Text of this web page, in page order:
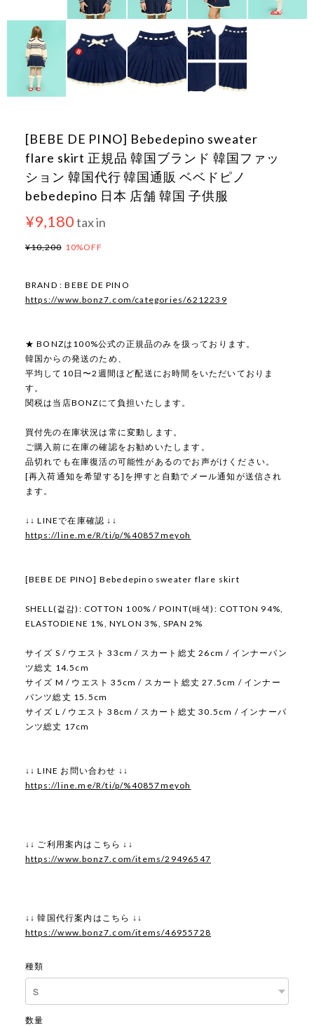
[BEBE DE PINO] Bebedepino sweater
flare skirt 正規品 韓国ブランド 韓国ファッ
ション 韓国代行 韓国通販 ベベドピノ
bebedepino 日本 店舗 韓国 子供服
¥9,180tax in
¥10,200 10%OFF
BRAND : BEBE DE PINO
https://www.bonz7.com/categories/6212239
★ BONZは100%公式の正規品のみを扱っております。
韓国からの発送のため、
平均して10日〜2週間ほど配送にお時間をいただいておりま
す。
関税は当店BONZにて負担いたします。
買付先の在庫状況は常に変動します。
ご購入前に在庫の確認をお勧めいたします。
品切れでも在庫復活の可能性があるのでお声がけください。
[再入荷通知を希望する]を押すと自動でメール通知が送信され
ます。
↓↓ LINEで在庫確認 ↓↓
https://line.me/R/ti/p/%40857meyoh
[BEBE DE PINO] Bebedepino sweater flare skirt
SHELL(겉감): COTTON 100% / POINT(배색): COTTON 94%,
ELASTODIENE 1%, NYLON 3%, SPAN 2%
サイズ S / ウエスト 33cm / スカート総丈 26cm / インナーパン
ツ総丈 14.5cm
サイズ M / ウエスト 35cm / スカート総丈 27.5cm / インナー
パンツ総丈 15.5cm
サイズ L / ウエスト 38cm / スカート総丈 30.5cm / インナーパ
ンツ総丈 17cm
↓↓ LINE お問い合わせ ↓↓
https://line.me/R/ti/p/%40857meyoh
↓↓ ご利用案内はこちら ↓↓
https://www.bonz7.com/items/29496547
↓↓ 韓国代行案内はこちら ↓↓
https://www.bonz7.com/items/46955728
種類
数量